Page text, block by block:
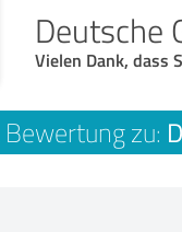
Deutsche
Vielen Dank, dass
zu: